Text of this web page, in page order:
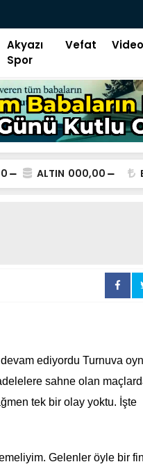
“ Bizim niyetimiz üzüm
Akyazı
Spor
Vefat
ALTIN 000,00
devam ediyordu Turnuva
sahne olan
tek bir olay yoktu. İşte
Gelenler öyle bir